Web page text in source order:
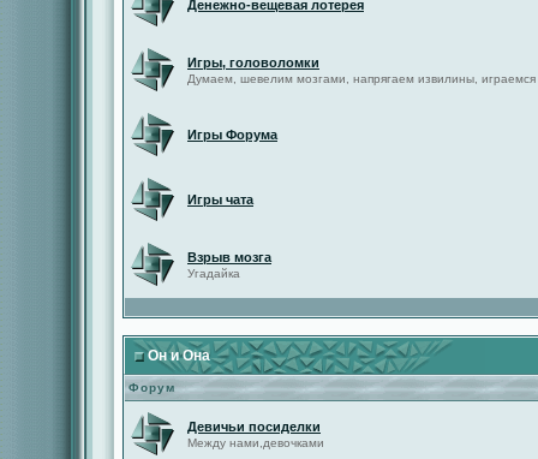
Денежно-вещевая лотерея
Игры, головоломки
Думаем, шевелим мозгами, напрягаем извилины,
Игры Форума
Игры чата
Взрыв мозга
Угадайка
Он и Она
Форум
Девичьи посиделки
Между нами,девочками